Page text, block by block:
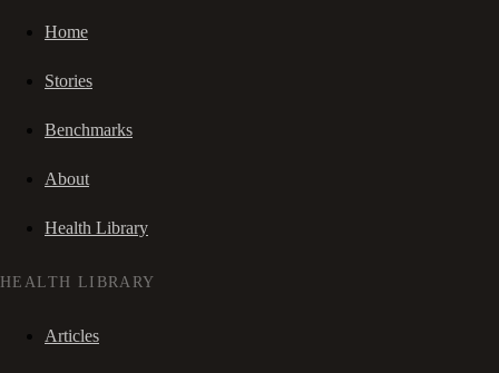
Home
Stories
Benchmarks
About
Health Library
HEALTH LIBRARY
Articles